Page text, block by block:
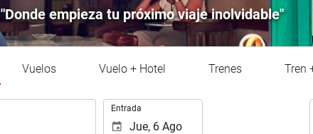
"Donde empieza tu próximo viaje inolvidable"
Vuelos Vuelo + Hotel Trenes Tren
Entrada